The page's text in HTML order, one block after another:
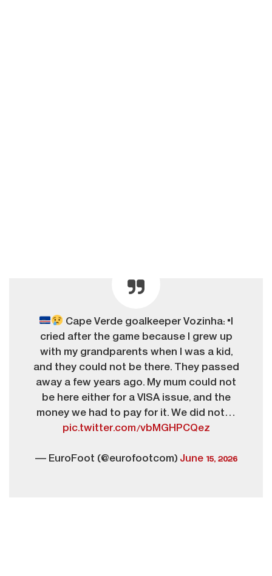
Cape Verde goalkeeper Vozinha: "I
cried after the game because I grew up
with my grandparents when I was a kid,
and they could not be there. They passed
away a few years ago. My mum could not
be here either for a VISA issue, and the
money we had to pay for it. We did not…
pic.twitter.com/vbMGHPCQez
— EuroFoot (@eurofootcom) June 15, 2026